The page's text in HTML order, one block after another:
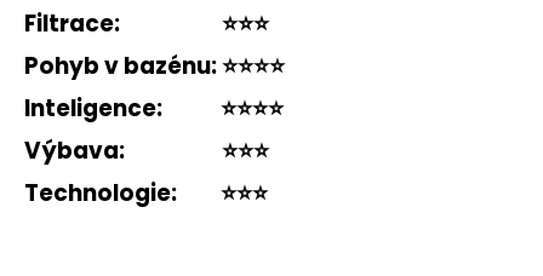
Filtrace: ⭐️⭐️⭐️
Pohyb v bazénu:⭐️⭐️⭐️⭐️
Inteligence: ⭐️⭐️⭐️⭐️
Výbava: ⭐️⭐️⭐️
Technologie: ⭐️⭐️⭐️